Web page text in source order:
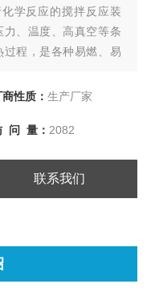
学反应的搅拌反应装
、温度、高真空等条
程，是各种易燃、易
商性质： 生产厂家
问 量： 2082
联系我们